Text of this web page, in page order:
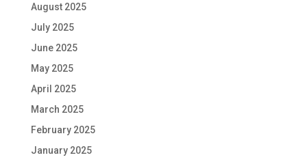
August 2025
July 2025
June 2025
May 2025
April 2025
March 2025
February 2025
January 2025